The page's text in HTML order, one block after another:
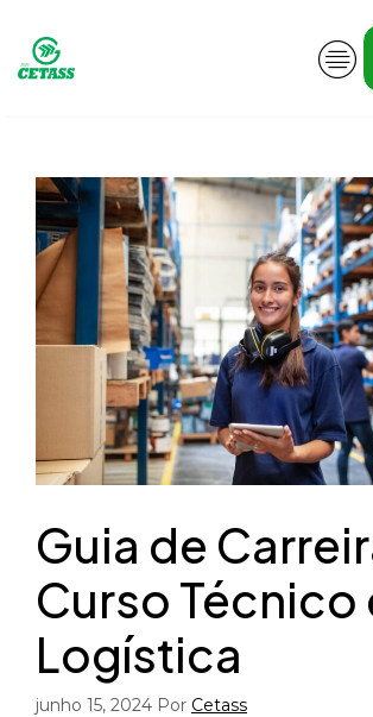
Guia de
Curso Técnico
Logística
junho 15, 2024 Por Cetass